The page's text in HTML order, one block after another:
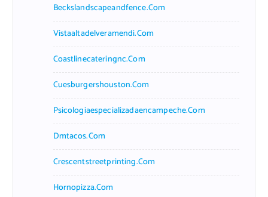
Beckslandscapeandfence.com
Vistaaltadelveramendi.com
Coastlinecateringnc.com
Cuesburgershouston.com
Psicologiaespecializadaencampeche.com
Dmtacos.com
Crescentstreetprinting.com
Hornopizza.com